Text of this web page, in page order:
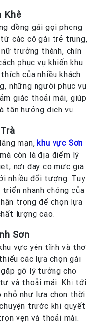
Khê
đồng gái gọi phong
từ các cô gái trẻ trung,
trưởng thành, chín
phục vụ khiến khu
của nhiều khách
những người phục vụ
giác thoải mái, giúp
tận hưởng dịch vụ.
mạn,khu vực Sơn
còn là địa điểm lý
nơi đây có mức giá
nhiều đối tượng. Tuy
nhanh chóng của
trọng để chọn lựa
lượng cao.
Sơn
vực yên tĩnh và thơ
các lựa chọn gái
gỡ lý tưởng cho
và thoải mái. Khi tới
nhỏ như lựa chọn thời
trước khi quyết
vẹn và thoải mái.